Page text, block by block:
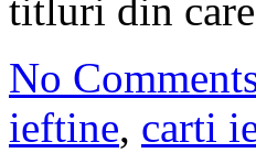
titluri din
No
ieftine, carti